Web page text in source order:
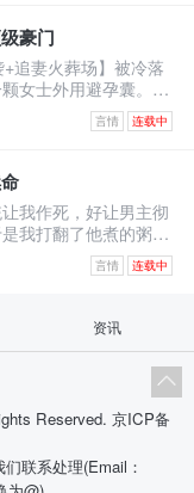
小雌性，竟敢觊觎本
，红烧更香。玄沧当
解你们全村大旱！更
豪门
+追妻火葬场】被冷落
女士外用避孕囊。那
子，而是他和沈汐月
一颗药。他说好，然
优越，贵气逼人，自
她全都认识，除了
求人。台风夜整栋楼
言情 连载中
我作死，好让男主彻
我打翻了他煮的粥，
脏了他洗的衣服，结
”我当掉他亡母的玉佩
我指着冷宫漏风的屋
不着狼”！后来，那
里，眼尾猩红：“凌
言情 连载中
资讯
Reserved. 京ICP备
联系处理(Email：